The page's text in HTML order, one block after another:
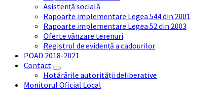
Asistență socială
Rapoarte implementare Legea 544 din 2001
Rapoarte implementare Legea 52 din 2003
Oferte vânzare terenuri
Registrul de evidență a cadourilor
POAD 2018-2021
Contact
Hotărârile autorității deliberative
Monitorul Oficial Local